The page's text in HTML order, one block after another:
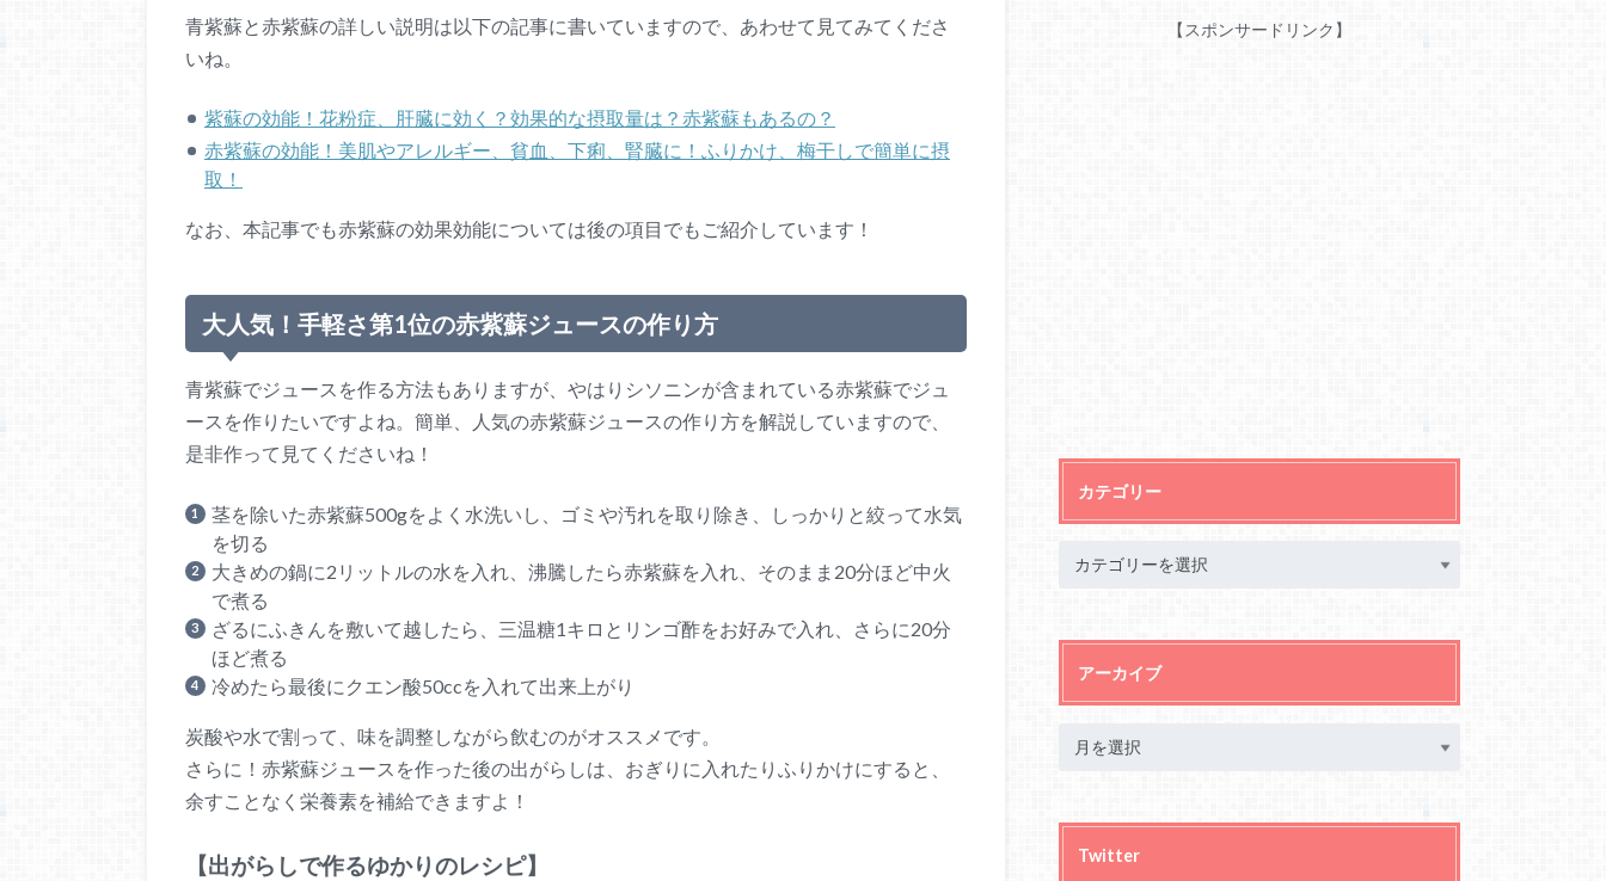
青紫蘇と赤紫蘇の詳しい説明は以下の記事に書いていますので、あわせて見てみてくださ
いね。
紫蘇の効能！花粉症、肝臓に効く？効果的な摂取量は？赤紫蘇もあるの？
赤紫蘇の効能！美肌やアレルギー、貧血、下痢、腎臓に！ふりかけ、梅干しで簡単に摂
取！
なお、本記事でも赤紫蘇の効果効能については後の項目でもご紹介しています！
大人気！手軽さ第1位の赤紫蘇ジュースの作り方
青紫蘇でジュースを作る方法もありますが、やはりシソニンが含まれている赤紫蘇でジュ
ースを作りたいですよね。簡単、人気の赤紫蘇ジュースの作り方を解説していますので、
是非作って見てくださいね！
茎を除いた赤紫蘇500gをよく水洗いし、ゴミや汚れを取り除き、しっかりと絞って水気
を切る
大きめの鍋に2リットルの水を入れ、沸騰したら赤紫蘇を入れ、そのまま20分ほど中火
で煮る
ざるにふきんを敷いて越したら、三温糖1キロとリンゴ酢をお好みで入れ、さらに20分
ほど煮る
冷めたら最後にクエン酸50ccを入れて出来上がり
炭酸や水で割って、味を調整しながら飲むのがオススメです。
さらに！赤紫蘇ジュースを作った後の出がらしは、おぎりに入れたりふりかけにすると、
余すことなく栄養素を補給できますよ！
【出がらしで作るゆかりのレシピ】
【スポンサードリンク】
カテゴリー
アーカイブ
Twitter